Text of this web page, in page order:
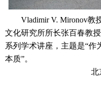
Vladimir V. Mironov教
文化研究所所长张百春教
系列学术讲座，主题是“作
本质”。
北京师